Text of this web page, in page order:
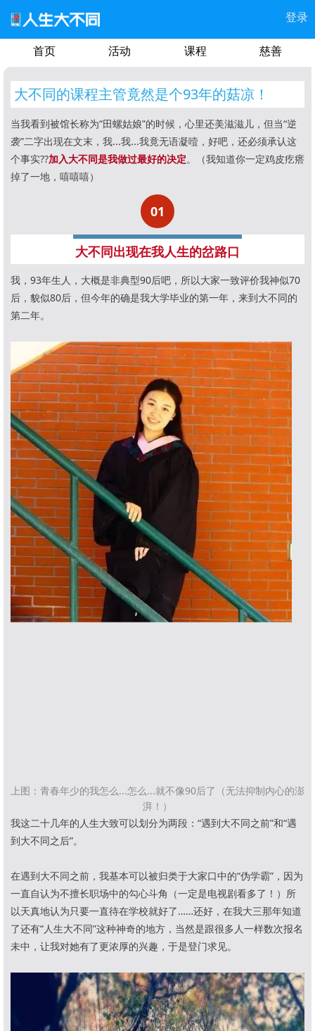
登录
首页 活动 课程 慈善
大不同的课程主管竟然是个93年的菇凉！
当我看到被馆长称为“田螺姑娘”的时候，心里还美滋滋儿，但当“逆
袭”二字出现在文末，我...我...我竟无语凝噎，好吧，还必须承认这
个事实??加入大不同是我做过最好的决定。（我知道你一定鸡皮疙瘩
掉了一地，嘻嘻嘻）
01
大不同出现在我人生的岔路口
我，93年生人，大概是非典型90后吧，所以大家一致评价我神似70
后，貌似80后，但今年的确是我大学毕业的第一年，来到大不同的
第二年。
上图：青春年少的我怎么...怎么...就不像90后了（无法抑制内心的澎
湃！）
我这二十几年的人生大致可以划分为两段：“遇到大不同之前”和“遇
到大不同之后”。
在遇到大不同之前，我基本可以被归类于大家口中的“伪学霸”，因为
一直自认为不擅长职场中的勾心斗角（一定是电视剧看多了！）所
以天真地认为只要一直待在学校就好了……还好，在我大三那年知道
了还有“人生大不同”这种神奇的地方，当然是跟很多人一样数次报名
未中，让我对她有了更浓厚的兴趣，于是登门求见。